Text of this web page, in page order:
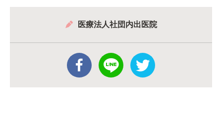
医療法人社団内出医院